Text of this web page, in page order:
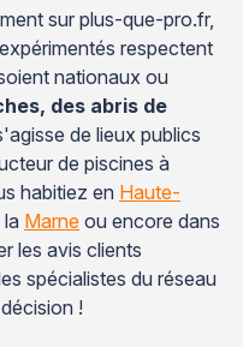
sur plus-que-pro.fr,
respectent
nationaux ou
des abris de
de lieux publics
de piscines à
habitiez en Haute-
la Marne ou encore dans
les avis clients
spécialistes du réseau
!